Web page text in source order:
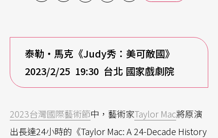
泰勒・馬克《Judy秀：美可敵國》
2023/2/25 19:30 台北 國家戲劇院
2023台灣國際藝術節中，藝術家Taylor Mac將原演
出長達24小時的《Taylor Mac: A 24-Decade History